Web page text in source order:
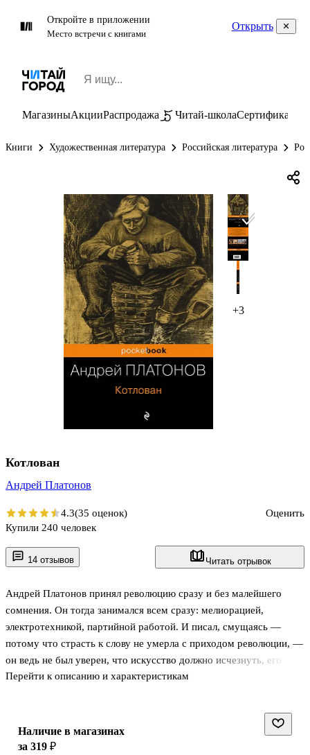
Откройте в приложении
Место встречи с книгами
Открыть
МагазиныАкцииРаспродажа Читай-школаСертификаты
Книги Художественная литература Российская литература
+3
14 отзывов Читать отрывок
Андрей Платонов принял революцию сразу и без малейшего
сомнения. Он тогда занимался всем сразу: мелиорацией,
электротехникой, партийной работой. И писал, смущаясь —
потому что страсть к слову не умерла с приходом революции, —
он ведь не был уверен, что искусство должно исчезнуть, его
обязан сменить «сущий энтузиазм жизни». Он монашески
вещественным, фраза казалась тяжелой и неповоротливой, как
будто мысль еще только рождается, «примеривается» к
Перейти к описанию и характеристикам
Котлован
Андрей Платонов
4.3(35 оценок)
Оценить
Купили 240 человек
Наличие в магазинах
за 319 ₽